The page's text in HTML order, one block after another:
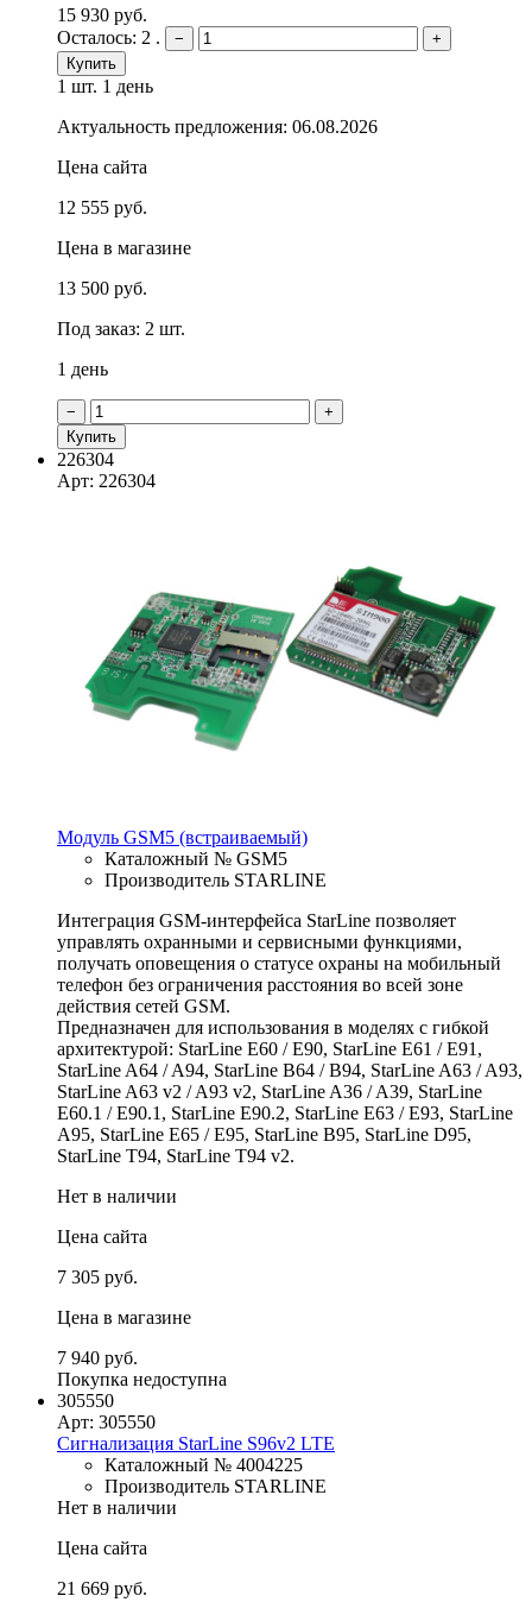
15 930 руб.
Осталось: 2 .
−
+
Купить
1 шт. 1 день
Актуальность предложения: 06.08.2026
Цена сайта
12 555 руб.
Цена в магазине
13 500 руб.
Под заказ: 2 шт.
1 день
−
+
Купить
226304
Арт: 226304
Модуль GSM5 (встраиваемый)
Каталожный № GSM5
Производитель STARLINE
Интеграция GSM-интерфейса StarLine позволяет
управлять охранными и сервисными функциями,
получать оповещения о статусе охраны на мобильный
телефон без ограничения расстояния во всей зоне
действия сетей GSM.
Предназначен для использования в моделях с гибкой
архитектурой: StarLine E60 / E90, StarLine E61 / E91,
StarLine A64 / A94, StarLine B64 / B94, StarLine A63 / A93,
StarLine A63 v2 / A93 v2, StarLine A36 / A39, StarLine
E60.1 / E90.1, StarLine E90.2, StarLine E63 / E93, StarLine
A95, StarLine E65 / E95, StarLine B95, StarLine D95,
StarLine T94, StarLine T94 v2.
Нет в наличии
Цена сайта
7 305 руб.
Цена в магазине
7 940 руб.
Покупка недоступна
305550
Арт: 305550
Сигнализация StarLine S96v2 LTE
Каталожный № 4004225
Производитель STARLINE
Нет в наличии
Цена сайта
21 669 руб.